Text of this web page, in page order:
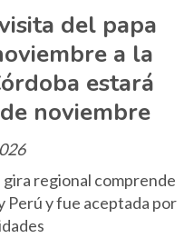
del papa
a la
estará
noviembre
gira regional comprende
Perú y fue aceptada por